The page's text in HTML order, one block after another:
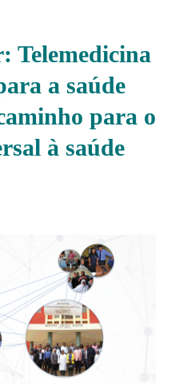
Telemedicina
a saúde
para o
à saúde